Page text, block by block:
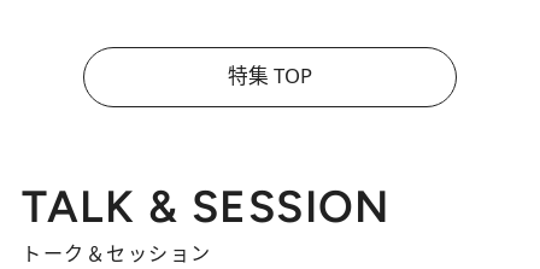
特集 TOP
TALK & SESSION
トーク＆セッション